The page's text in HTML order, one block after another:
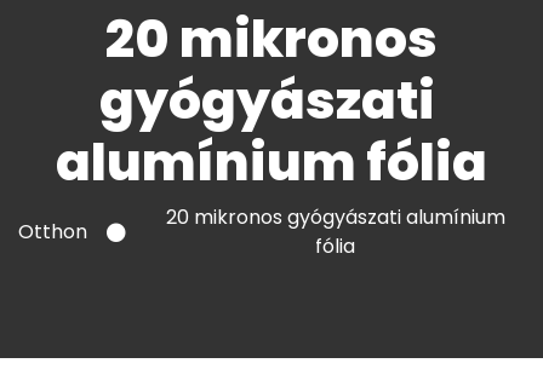
20 mikronos
gyógyászati ​​
alumínium fólia
Otthon
20 mikronos gyógyászati ​​alumínium
fólia